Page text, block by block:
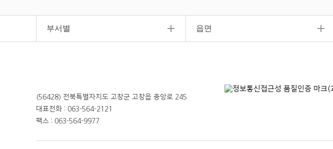
전 시 음
부서별 읍면
(56428) 전북특별자치도 고창군 고창읍 중앙로 245
대표전화 : 063-564-2121
팩스 : 063-564-9977